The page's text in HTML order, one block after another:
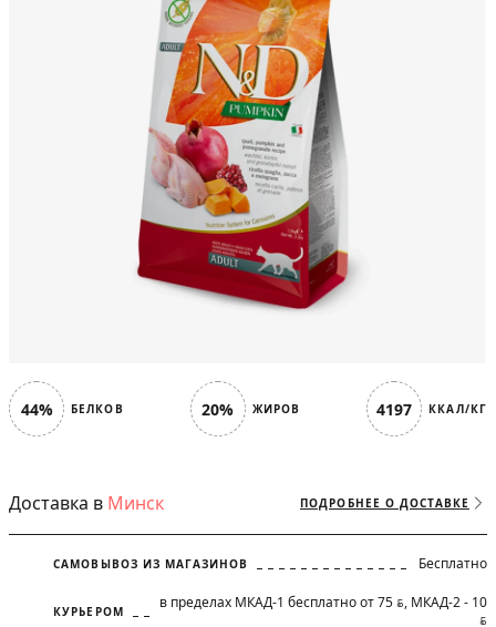
44% БЕЛКОВ 20% ЖИРОВ 4197 ККАЛ/КГ
Доставка в Минск ПОДРОБНЕЕ О ДОСТАВКЕ
САМОВЫВОЗ ИЗ МАГАЗИНОВ Бесплатно
КУРЬЕРОМ в пределах МКАД-1 бесплатно от 75 BYN, МКАД-2 - 10
BYN